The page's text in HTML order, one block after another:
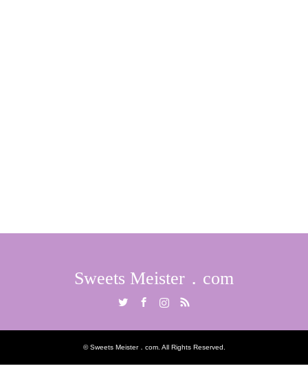
Sweets Meister．com
RSS
©Sweets Meister．com. All Rights Reserved.